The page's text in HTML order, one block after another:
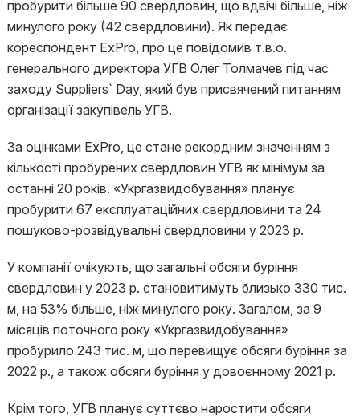
пробурити більше 90 свердловин, що вдвічі більше, ніж
минулого року (42 свердловини). Як передає
кореспондент ExPro, про це повідомив т.в.о.
генерального директора УГВ Олег Толмачев під час
заходу Suppliers` Day, який був присвячений питанням
організації закупівель УГВ.
За оцінками ExPro, це стане рекордним значенням з
кількості пробурених свердловин УГВ як мінімум за
останні 20 років. «Укргазвидобування» планує
пробурити 67 експлуатаційних свердловини та 24
пошуково-розвідувальні свердловини у 2023 р.
У компанії очікують, що загальні обсяги буріння
свердловин у 2023 р. становитимуть близько 330 тис.
м, на 53% більше, ніж минулого року. Загалом, за 9
місяців поточного року «Укргазвидобування»
пробурило 243 тис. м, що перевищує обсяги буріння за
2022 р., а також обсяги буріння у довоєнному 2021 р.
Крім того, УГВ планує суттєво наростити обсяги